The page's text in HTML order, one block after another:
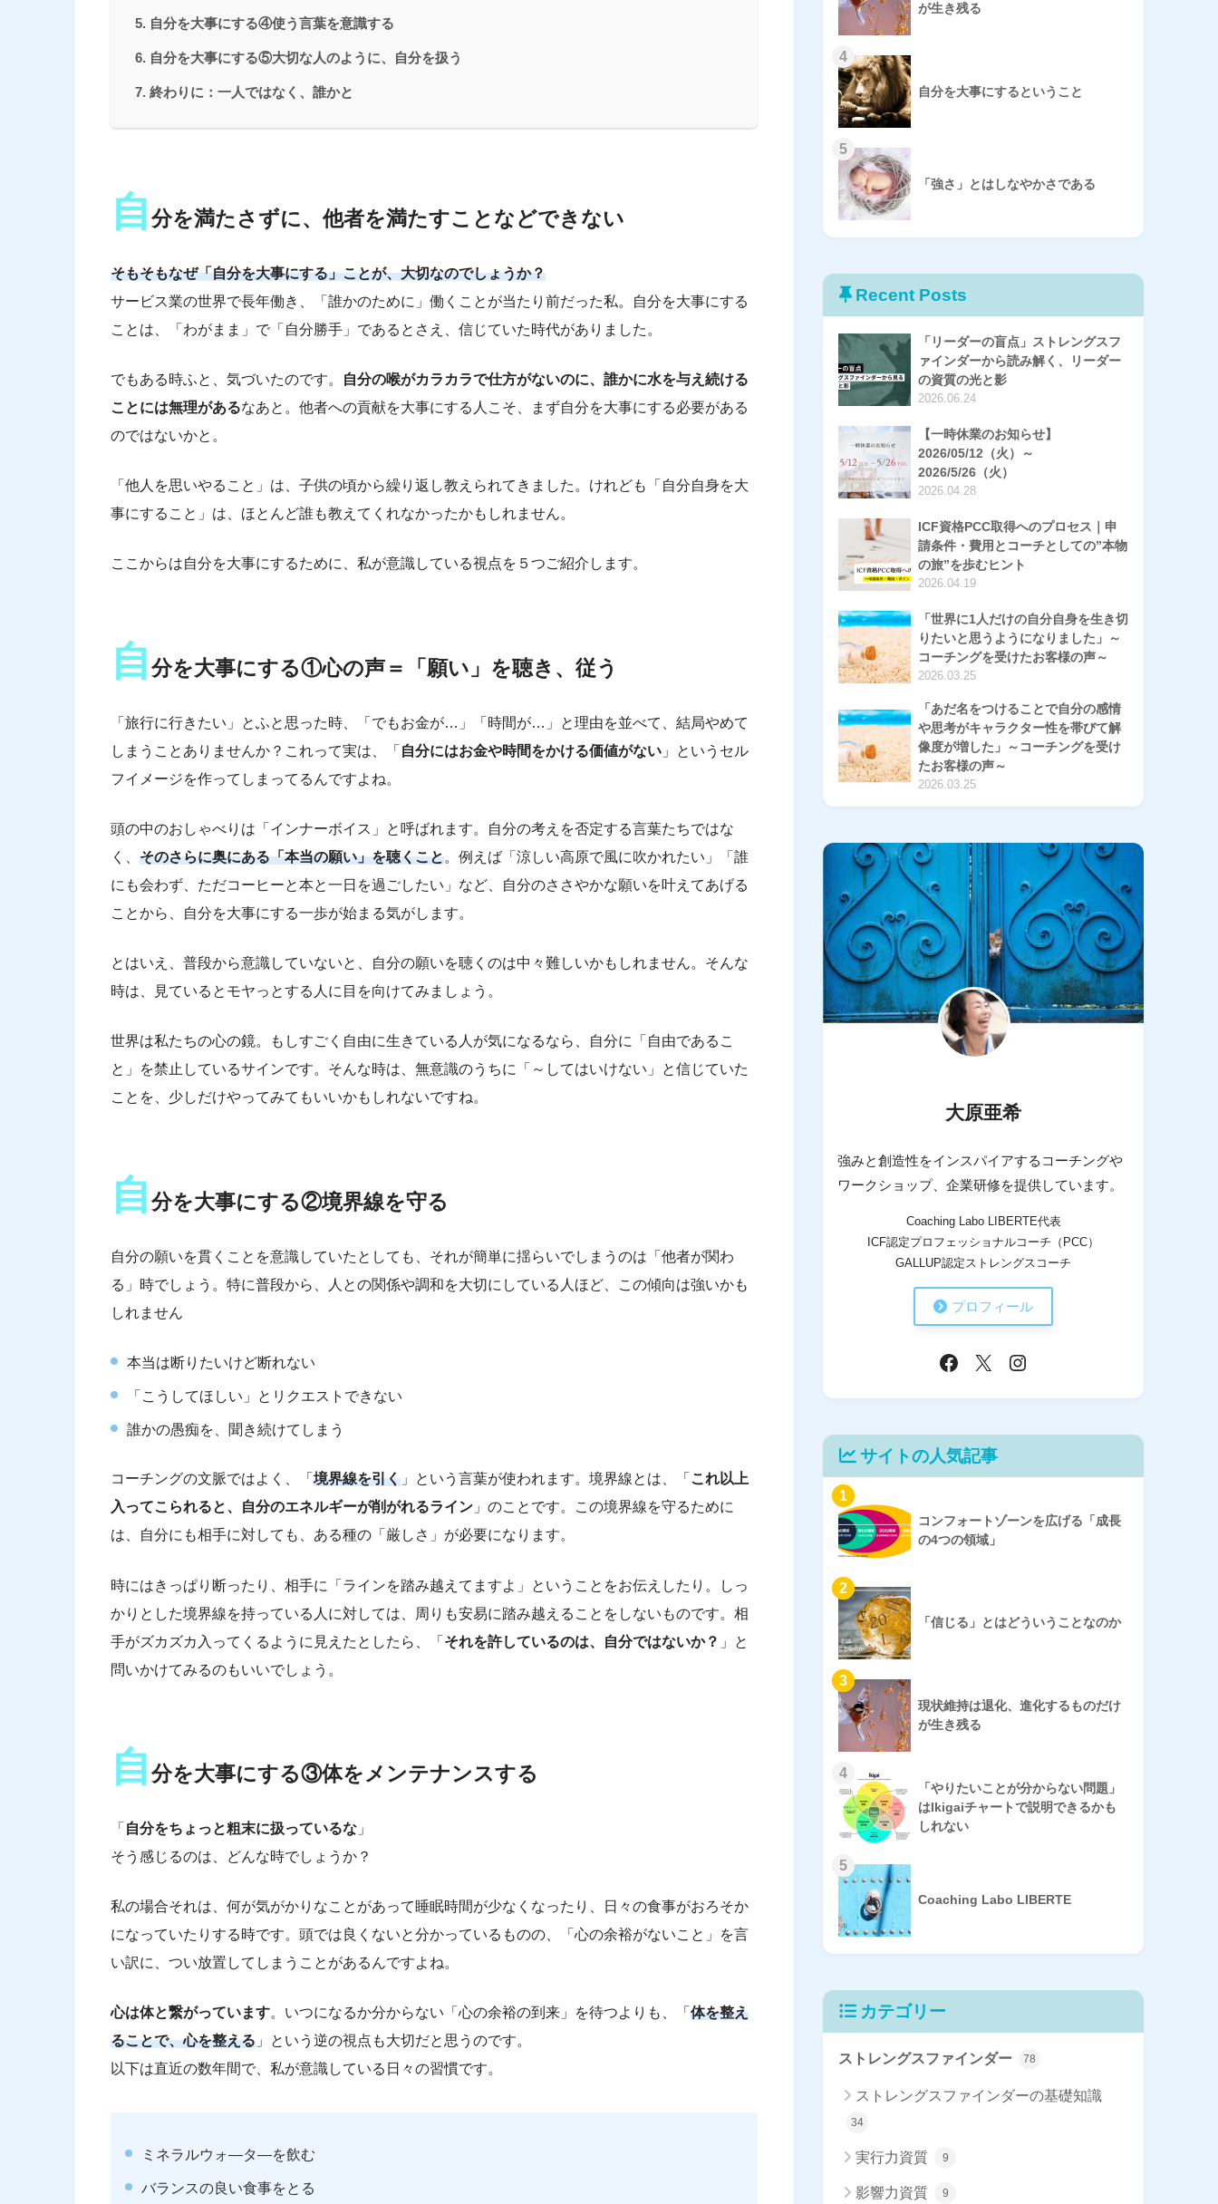
自分を大事にする④使う言葉を意識する
自分を大事にする⑤大切な人のように、自分を扱う
終わりに：一人ではなく、誰かと
自 分を満たさずに、他者を満たすことなどできない
そもそもなぜ「自分を大事にする」ことが、大切なのでしょうか？
サービス業の世界で長年働き、「誰かのために」働くことが当たり前だった私。自分を大事にする
ことは、「わがまま」で「自分勝手」であるとさえ、信じていた時代がありました。
でもある時ふと、気づいたのです。
自分の喉がカラカラで仕方がないのに、誰かに水を与え続ける
ことには無理があるなあと。他者への貢献を大事にする人こそ、まず自分を大事にする必要がある
のではないかと。
「他人を思いやること」は、子供の頃から繰り返し教えられてきました。けれども「自分自身を大
事にすること」は、ほとんど誰も教えてくれなかったかもしれません。
ここからは自分を大事にするために、私が意識している視点を５つご紹介します。
自 分を大事にする①心の声＝「願い」を聴き、従う
「旅行に行きたい」とふと思った時、「でもお金が…」「時間が…」と理由を並べて、結局やめて
しまうことありませんか？これって実は、「自分にはお金や時間をかける価値がない 」というセル
フイメージを作ってしまってるんですよね。
頭の中のおしゃべりは「インナーボイス」と呼ばれます。自分の考えを否定する言葉たちではな
く、 そのさらに奥にある「本当の願い」を聴くこと。例えば「涼しい高原で風に吹かれたい」「誰
にも会わず、ただコーヒーと本と一日を過ごしたい」など、自分のささやかな願いを叶えてあげる
ことから、自分を大事にする一歩が始まる気がします。
とはいえ、普段から意識していないと、自分の願いを聴くのは中々難しいかもしれません。そんな
時は、見ているとモヤっとする人に目を向けてみましょう。
世界は私たちの心の鏡。もしすごく自由に生きている人が気になるなら、自分に「自由であるこ
と」を禁止しているサインです。そんな時は、無意識のうちに「～してはいけない」と信じていた
ことを、少しだけやってみてもいいかもしれないですね。
自 分を大事にする②境界線を守る
自分の願いを貫くことを意識していたとしても、それが簡単に揺らいでしまうのは「他者が関わ
る」時でしょう。特に普段から、人との関係や調和を大切にしている人ほど、この傾向は強いかも
しれません
本当は断りたいけど断れない
「こうしてほしい」とリクエストできない
誰かの愚痴を、聞き続けてしまう
コーチングの文脈ではよく、「境界線を引く 」という言葉が使われます。境界線とは、「これ以上
入ってこられると、自分のエネルギーが削がれるライン 」のことです。この境界線を守るために
は、自分にも相手に対しても、ある種の「厳しさ」が必要になります。
時にはきっぱり断ったり、相手に「ラインを踏み越えてますよ」ということをお伝えしたり。しっ
かりとした境界線を持っている人に対しては、周りも安易に踏み越えることをしないものです。相
手がズカズカ入ってくるように見えたとしたら、「それを許しているのは、自分ではないか？ 」と
問いかけてみるのもいいでしょう。
自 分を大事にする③体をメンテナンスする
「自分をちょっと粗末に扱っているな 」
そう感じるのは、どんな時でしょうか？
私の場合それは、何が気がかりなことがあって睡眠時間が少なくなったり、日々の食事がおろそか
になっていたりする時です。頭では良くないと分かっているものの、「心の余裕がないこと」を言
い訳に、つい放置してしまうことがあるんですよね。
心は体と繋がっています。いつになるか分からない「心の余裕の到来」を待つよりも、「 体を整え
ることで、心を整える 」という逆の視点も大切だと思うのです。
以下は直近の数年間で、私が意識している日々の習慣です。
ミネラルウォ―タ―を飲む
バランスの良い食事をとる
が生き残る
4
自分を大事にするということ
5
「強さ」とはしなやかさである
Recent Posts
「リーダーの盲点」ストレングスフ
ァインダーから読み解く、リーダー
の資質の光と影
2026.06.24
【一時休業のお知らせ】
2026/05/12（火）～
2026/5/26（火）
2026.04.28
ICF資格PCC取得へのプロセス｜申
請条件・費用とコーチとしての”本物
の旅”を歩むヒント
2026.04.19
「世界に1人だけの自分自身を生き切
りたいと思うようになりました」～
コーチングを受けたお客様の声～
2026.03.25
「あだ名をつけることで自分の感情
や思考がキャラクター性を帯びて解
像度が増した」～コーチングを受け
たお客様の声～
2026.03.25
大原亜希
強みと創造性をインスパイアするコーチングや
ワークショップ、企業研修を提供しています。
Coaching Labo LIBERTE代表
ICF認定プロフェッショナルコーチ（PCC）
GALLUP認定ストレングスコーチ
プロフィール
サイトの人気記事
1
コンフォートゾーンを広げる「成長
の4つの領域」
2
「信じる」とはどういうことなのか
3
現状維持は退化、進化するものだけ
が生き残る
4
「やりたいことが分からない問題」
はIkigaiチャートで説明できるかも
しれない
5
Coaching Labo LIBERTE
カテゴリー
ストレングスファインダー 78
ストレングスファインダーの基礎知識
34
実行力資質 9
影響力資質 9